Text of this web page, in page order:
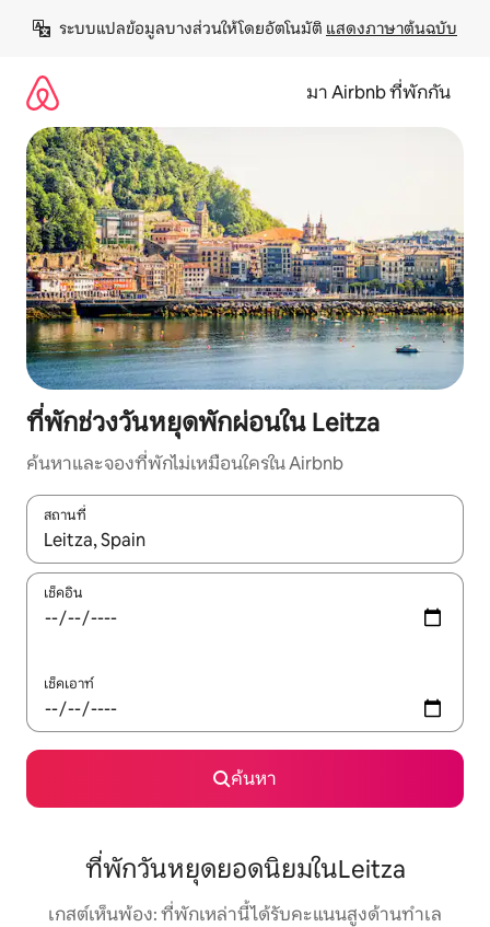
เนื้อหา
ระบบแปลข้อมูลบางส่วนให้โดยอัตโนมัติ แสดงภาษาต้นฉบับ
มา Airbnb ที่พักกัน
ที่พักช่วงวันหยุดพักผ่อนใน Leitza
ค้นหาและจองที่พักไม่เหมือนใครใน Airbnb
สถานที่
ใช้ลูกศรขึ้นลง หรือใช้การสัมผัสหรือปัด เพื่อสำรวจผลการค้นหา
เช็คอิน
เช็คเอาท์
ค้นหา
ที่พักวันหยุดยอดนิยมในLeitza
เกสต์เห็นพ้อง: ที่พักเหล่านี้ได้รับคะแนนสูงด้านทำเล